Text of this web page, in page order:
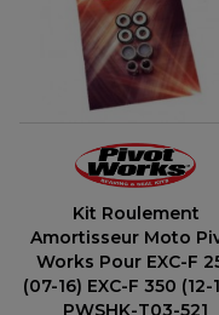
ACCESSOIRES
CLIGNOTANT
EMBOUT DE
EQUIPEMENT
FEU ARRIÈRE MOTO
GUIDON
PONTET /
NOS MARQUES
ACCESSOIRE
ACCESSOIRE
ACCESSOIRES
ACCESSOIRES
ACCESSOIRES
Kit Roulement
Amortisseur Moto
Works Pour EXC-F
(07-16) EXC-F 350 (12-